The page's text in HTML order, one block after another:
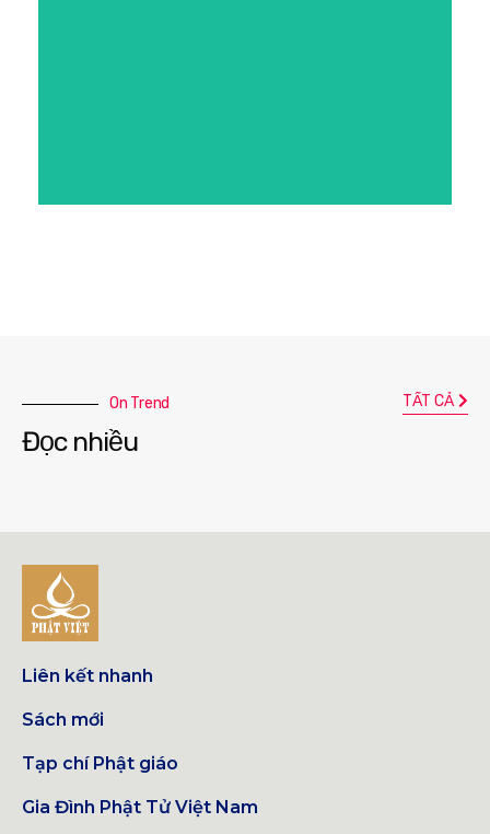
On Trend
Đọc nhiều
TẤT CẢ
Liên kết nhanh
Sách mới
Tạp chí Phật giáo
Gia Đình Phật Tử Việt Nam